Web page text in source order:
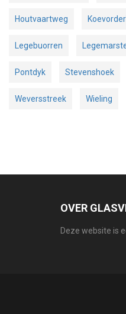
Houtvaartweg
Legebuorren
Pontdyk Stevenshoek
Weversstreek Wieling
OVER
Deze website is